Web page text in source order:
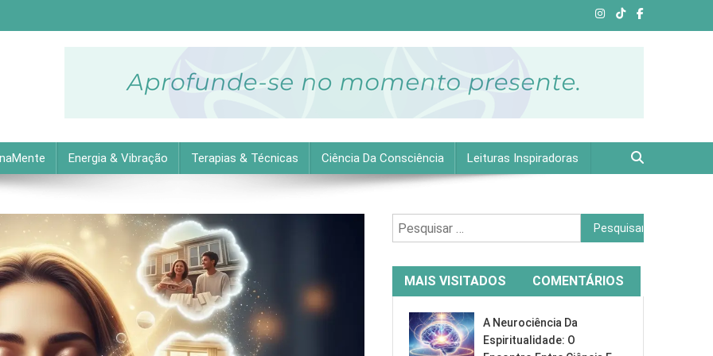
as melhores dicas práticas para uma vida equilibrada e plena.
Energia & Vibração Terapias & Técnicas Ciência Da Consciência Leituras Inspiradoras
Pesquisar
por:
MAIS VISITADOS COMENTÁRIOS
A Neurociência Da
Espiritualidade: O